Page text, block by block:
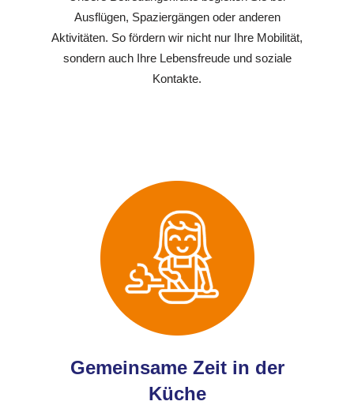
Ausflügen, Spaziergängen oder anderen
Aktivitäten. So fördern wir nicht nur Ihre Mobilität,
sondern auch Ihre Lebensfreude und soziale
Kontakte.
Gemeinsame Zeit in der
Küche